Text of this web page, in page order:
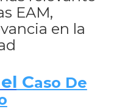
EAM,
en la
Caso De